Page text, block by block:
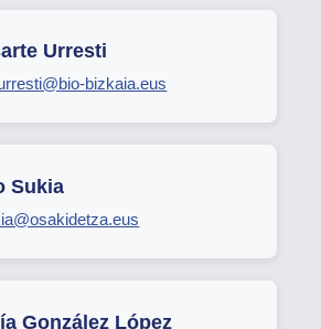
Urresti
bizkaia.eus
Sukia
González López